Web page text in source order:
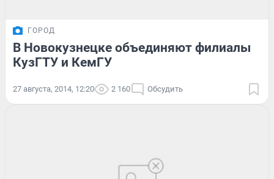
ГОРОД
В Новокузнецке объединяют филиалы
КузГТУ и КемГУ
27 августа, 2014, 12:20 2 160 Обсудить